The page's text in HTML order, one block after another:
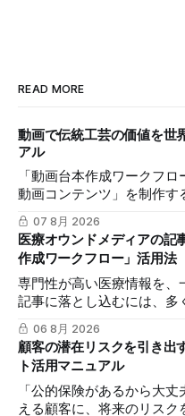
READ MORE
動画で伝統工芸の価値を世
アル
「動画台本作成ワークフ
動画コンテンツ」を制作
効果的な発信を支援します。
07 8月 2026
医療オウンドメディアの記
作成ワークフロー」活用法
専門性が高い医療情報を、
記事に落とし込むには、多
し、SEOに配慮した質の高
発信力を最大化する方法を
06 8月 2026
顧客の潜在リスクを引き出
ト活用マニュアル
「公的保険があるから大
える顧客に、将来のリスク